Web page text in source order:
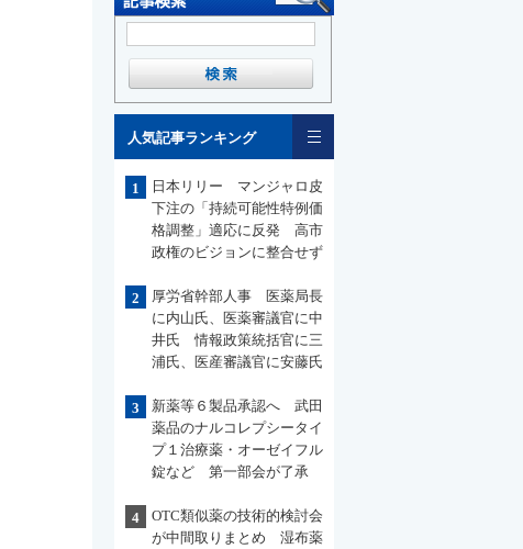
人気記事ランキング
1
日本リリー マンジャロ皮
下注の「持続可能性特例価
格調整」適応に反発 高市
政権のビジョンに整合せず
2
厚労省幹部人事 医薬局長
に内山氏、医薬審議官に中
井氏 情報政策統括官に三
浦氏、医産審議官に安藤氏
3
新薬等６製品承認へ 武田
薬品のナルコレプシータイ
プ１治療薬・オーゼイフル
錠など 第一部会が了承
4
OTC類似薬の技術的検討会
が中間取りまとめ 湿布薬